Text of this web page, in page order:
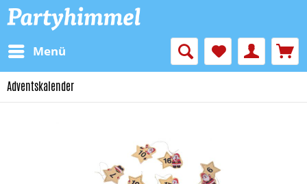
Menü
Adventskalender